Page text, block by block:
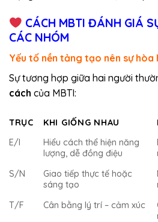
CÁCH MBTI ĐÁNH GIÁ
CÁC NHÓM
Yếu tố nền tảng tạo nên sự hòa
Sự tương hợp giữa hai người
cách của MBTI:
TRỤC KHI GIỐNG NHAU
E/I
Hiểu cách thể hiện năng
lượng, dễ đồng điệu
S/N
Giao tiếp thực tế hoặc
sáng tạo
T/F
Cân bằng lý trí – cảm xúc